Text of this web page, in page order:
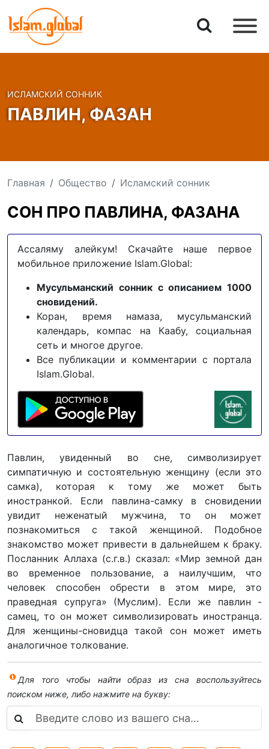
ИСЛАМСКИЙ СОННИК
ПАВЛИН, ФАЗАН
Главная Общество Исламский сонник
СОН ПРО ПАВЛИНА, ФАЗАНА
Ассаляму алейкум! Скачайте наше первое
мобильное приложение Islam.Global:
Мусульманский сонник с описанием 1000
сновидений.
Коран, время намаза, мусульманский
календарь, компас на Каабу, социальная
сеть и многое другое.
Все публикации и комментарии с портала
Islam.Global.
Павлин, увиденный во сне, символизирует
симпатичную и состоятельную женщину (если это
самка), которая к тому же может быть
иностранкой. Если павлина-самку в сновидении
увидит неженатый мужчина, то он может
познакомиться с такой женщиной. Подобное
знакомство может привести в дальнейшем к браку.
Посланник Аллаха (с.г.в.) сказал: «Мир земной дан
во временное пользование, а наилучшим, что
человек способен обрести в этом мире, это
праведная супруга» (Муслим). Если же павлин -
самец, то он может символизировать иностранца.
Для женщины-сновидца такой сон может иметь
аналогичное толкование.
Для того чтобы найти образ из сна воспользуйтесь
поиском ниже, либо нажмите на букву: